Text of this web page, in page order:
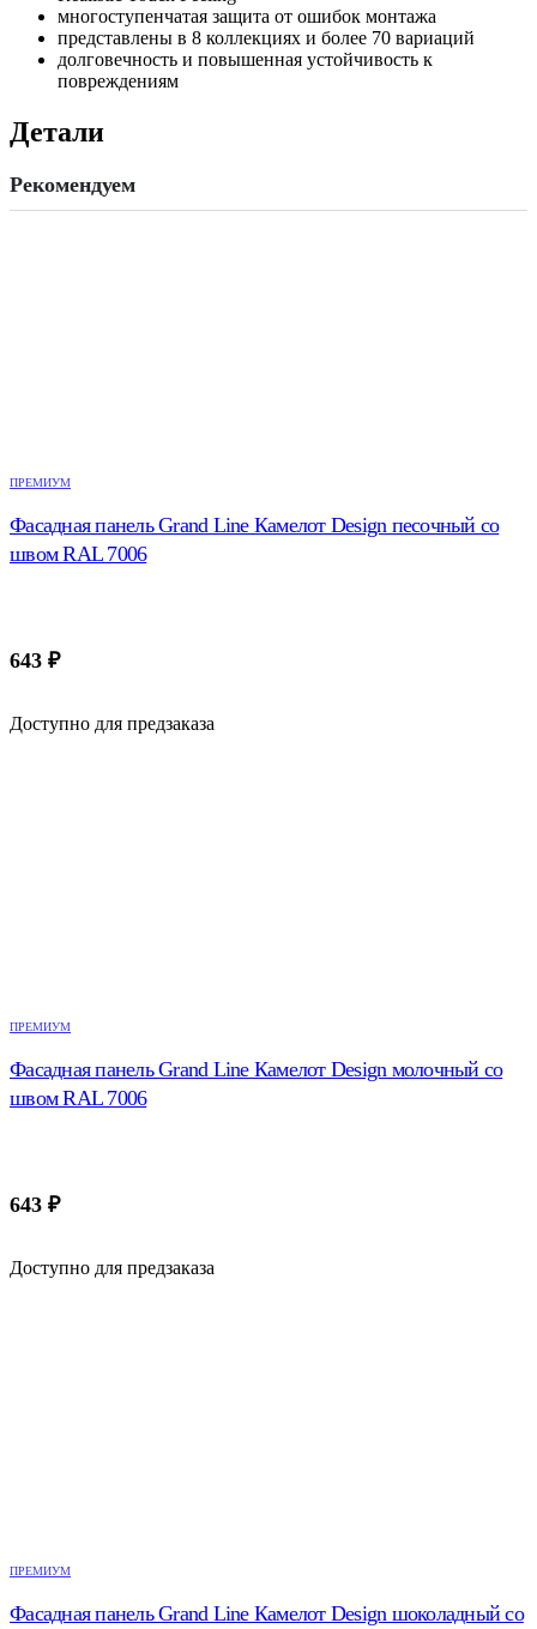
многоступенчатая защита от ошибок монтажа
представлены в 8 коллекциях и более 70 вариаций
долговечность и повышенная устойчивость к
повреждениям
Детали
Рекомендуем
ПРЕМИУМ
Фасадная панель Grand Line Камелот Design песочный со
швом RAL 7006
643 ₽
Доступно для предзаказа
ПРЕМИУМ
Фасадная панель Grand Line Камелот Design молочный со
швом RAL 7006
643 ₽
Доступно для предзаказа
ПРЕМИУМ
Фасадная панель Grand Line Камелот Design шоколадный со